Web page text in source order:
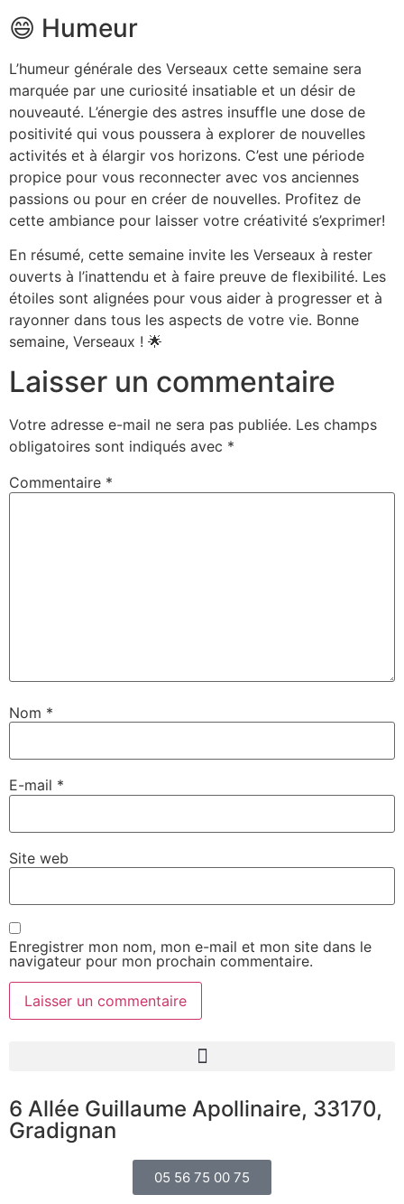
😄 Humeur
L’humeur générale des Verseaux cette semaine sera
marquée par une curiosité insatiable et un désir de
nouveauté. L’énergie des astres insuffle une dose de
positivité qui vous poussera à explorer de nouvelles
activités et à élargir vos horizons. C’est une période
propice pour vous reconnecter avec vos anciennes
passions ou pour en créer de nouvelles. Profitez de
cette ambiance pour laisser votre créativité s’exprimer!
En résumé, cette semaine invite les Verseaux à rester
ouverts à l’inattendu et à faire preuve de flexibilité. Les
étoiles sont alignées pour vous aider à progresser et à
rayonner dans tous les aspects de votre vie. Bonne
semaine, Verseaux ! 🌟
Laisser un commentaire
Votre adresse e-mail ne sera pas publiée. Les champs
obligatoires sont indiqués avec *
Commentaire *
Nom *
E-mail *
Site web
Enregistrer mon nom, mon e-mail et mon site dans le
navigateur pour mon prochain commentaire.
6 Allée Guillaume Apollinaire, 33170,
Gradignan
05 56 75 00 75